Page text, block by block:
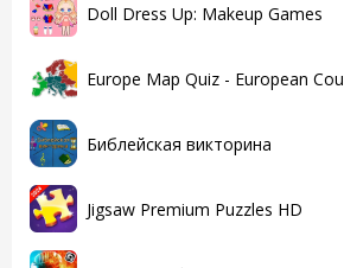
Doll Dress Up: Makeup Games
Europe Map Quiz - European Cou
Библейская викторина
Jigsaw Premium Puzzles HD